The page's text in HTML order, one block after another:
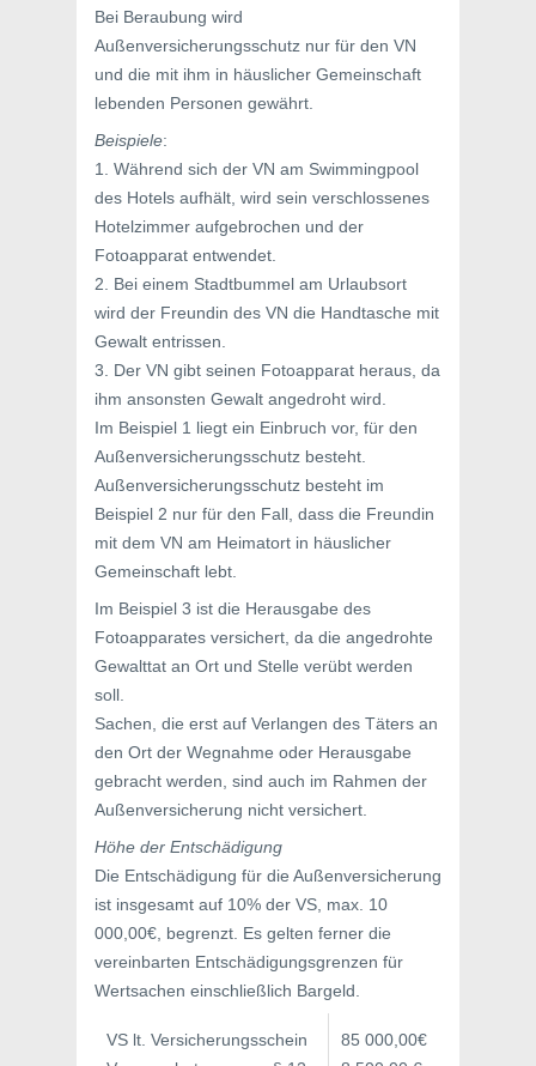
Bei Beraubung wird
Außenversicherungsschutz nur für den VN
und die mit ihm in häuslicher Gemeinschaft
lebenden Personen gewährt.
Beispiele:
1. Während sich der VN am Swimmingpool
des Hotels aufhält, wird sein verschlossenes
Hotelzimmer aufgebrochen und der
Fotoapparat entwendet.
2. Bei einem Stadtbummel am Urlaubsort
wird der Freundin des VN die Handtasche mit
Gewalt entrissen.
3. Der VN gibt seinen Fotoapparat heraus, da
ihm ansonsten Gewalt angedroht wird.
Im Beispiel 1 liegt ein Einbruch vor, für den
Außenversicherungsschutz besteht.
Außenversicherungsschutz besteht im
Beispiel 2 nur für den Fall, dass die Freundin
mit dem VN am Heimatort in häuslicher
Gemeinschaft lebt.
Im Beispiel 3 ist die Herausgabe des
Fotoapparates versichert, da die angedrohte
Gewalttat an Ort und Stelle verübt werden
soll.
Sachen, die erst auf Verlangen des Täters an
den Ort der Wegnahme oder Herausgabe
gebracht werden, sind auch im Rahmen der
Außenversicherung nicht versichert.
Höhe der Entschädigung
Die Entschädigung für die Außenversicherung
ist insgesamt auf 10% der VS, max. 10
000,00€, begrenzt. Es gelten ferner die
vereinbarten Entschädigungsgrenzen für
Wertsachen einschließlich Bargeld.
VS lt. Versicherungsschein
85 000,00€